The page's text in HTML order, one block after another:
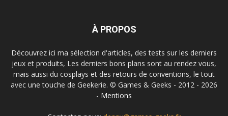
À PROPOS
Découvrez ici ma sélection d'articles, des tests sur les derniers
jeux et produits, Les derniers bons plans sont au rendez vous,
mais aussi du cosplays et des retours de conventions, le tout
avec une touche de Geekerie. © Games & Geeks - 2012 - 2026
- Mentions